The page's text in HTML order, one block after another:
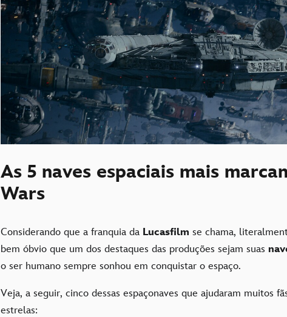
As 5 naves espaciais mais
Wars
Considerando que a franquia da Lucasfilm se chama,
bem óbvio que um dos destaques das produções sejam suas
o ser humano sempre sonhou em conquistar o espaço.
Veja, a seguir, cinco dessas espaçonaves que ajudaram muitos
estrelas: